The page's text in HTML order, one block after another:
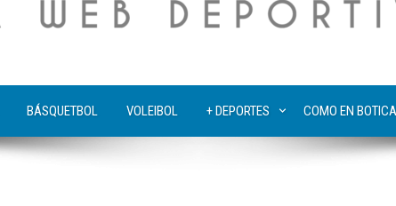
BÁSQUETBOL VOLEIBOL + DEPORTES COMO EN BOTICA